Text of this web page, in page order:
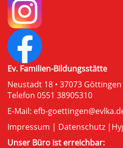
Ev. Familien-Bildungsstätte
Neustadt 18 • 37073 Göttingen
Telefon 0551 38905310
E-Mail: efb-
Impressum | Datenschutz |
Unser Büro ist erreichbar: